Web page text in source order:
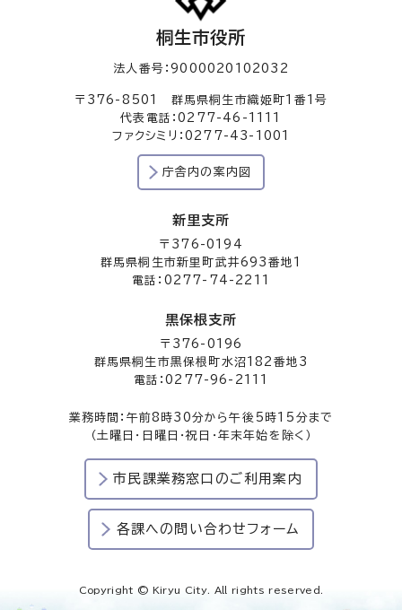
桐生市役所
法人番号：9000020102032
〒376-8501 群馬県桐生市織姫町1番1号
代表電話：0277-46-1111
ファクシミリ：0277-43-1001
庁舎内の案内図
新里支所
〒376-0194
群馬県桐生市新里町武井693番地1
電話：0277-74-2211
黒保根支所
〒376-0196
群馬県桐生市黒保根町水沼182番地3
電話：0277-96-2111
業務時間：午前8時30分から午後5時15分まで
（土曜日・日曜日・祝日・年末年始を除く）
市民課業務窓口のご利用案内
各課への問い合わせフォーム
Copyright © Kiryu City. All rights reserved.